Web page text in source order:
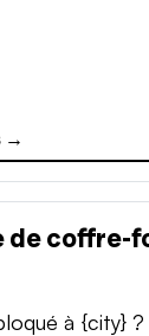
→
de coffre-
à {city} ?